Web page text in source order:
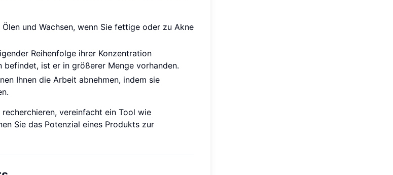
und Wachsen, wenn Sie fettige oder zu Akne
Reihenfolge ihrer Konzentration
ist er in größerer Menge vorhanden.
Ihnen die Arbeit abnehmen, indem sie
vereinfacht ein Tool wie
Sie das Potenzial eines Produkts zur